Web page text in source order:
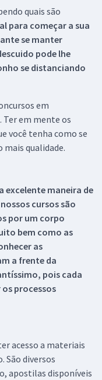
quais são
para começar a sua
se manter
pode lhe
se distanciando
em
em mente os
você tenha como se
qualidade.
excelente maneira de
cursos são
por um corpo
bem como as
as
a frente da
pois cada
processos
acesso a materiais
São diversos
apostilas disponíveis